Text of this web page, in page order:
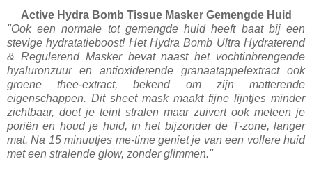
Active Hydra Bomb Tissue Masker Gemengde Huid
"Ook een normale tot gemengde huid heeft baat bij een
stevige hydratatieboost! Het Hydra Bomb Ultra Hydraterend
& Regulerend Masker bevat naast het vochtinbrengende
hyaluronzuur en antioxiderende granaatappelextract ook
groene thee-extract, bekend om zijn matterende
eigenschappen. Dit sheet mask maakt fijne lijntjes minder
zichtbaar, doet je teint stralen maar zuivert ook meteen je
poriën en houd je huid, in het bijzonder de T-zone, langer
mat. Na 15 minuutjes me-time geniet je van een vollere huid
met een stralende glow, zonder glimmen."